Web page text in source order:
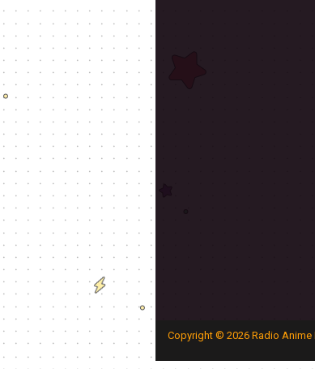
Copyright © 2026 Radio Anime